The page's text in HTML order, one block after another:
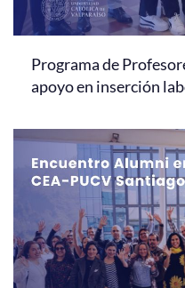
Programa de
apoyo en inserción